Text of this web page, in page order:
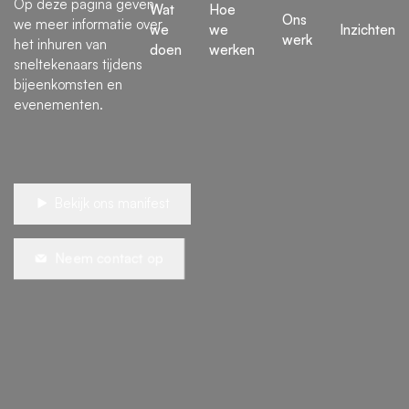
Wat
we
doen
Hoe
we
werken
Ons
werk
Inzichten
Op deze pagina geven
we meer informatie over
het inhuren van
sneltekenaars tijdens
bijeenkomsten en
evenementen.